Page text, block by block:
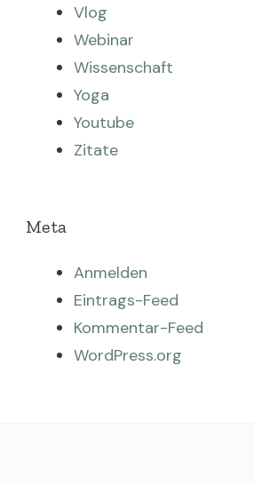
Vlog
Webinar
Wissenschaft
Yoga
Youtube
Zitate
Meta
Anmelden
Eintrags-Feed
Kommentar-Feed
WordPress.org